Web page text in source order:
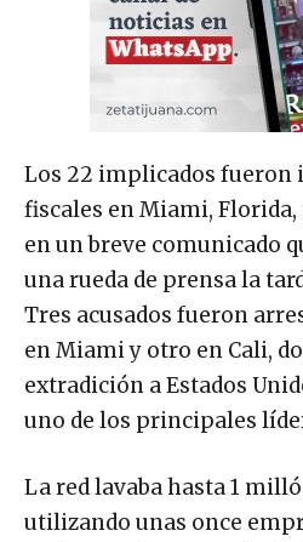
Los 22 implicados fueron
fiscales en Miami,
en un breve comunicado
una rueda de prensa la
Tres acusados fueron
en Miami y otro en Cali,
extradición a Estados
uno de los principales
La red lavaba hasta 1
utilizando unas once